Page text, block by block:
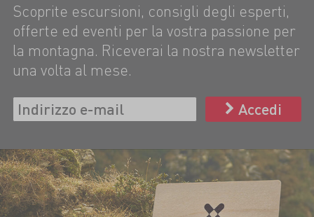
Scoprite escursioni, consigli degli esperti,
offerte ed eventi per la vostra passione per
la montagna. Riceverai la nostra newsletter
una volta al mese.
Accedi